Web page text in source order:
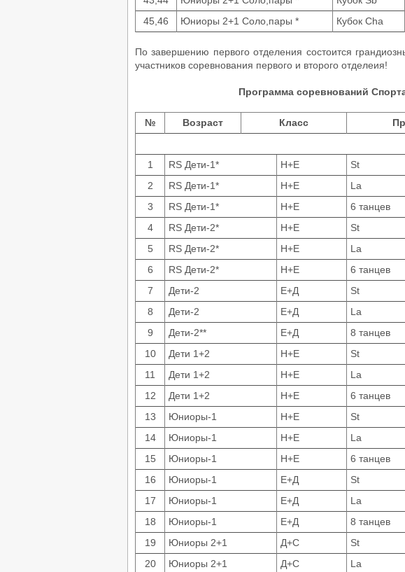
45,46
Юниоры 2+1 Соло,пары * Кубок Cha
По завершению первого отделения состоится
участников соревнования первого и второго отделеия!
Программа соревнований
№ Возраст Класс
1
RS Дети-1* Н+Е St
2
RS Дети-1* Н+Е La
3
RS Дети-1* Н+Е 6 танцев
4
RS Дети-2* Н+Е St
5
RS Дети-2* Н+Е La
6
RS Дети-2* Н+Е 6 танцев
7
Дети-2 Е+Д St
8
Дети-2 Е+Д La
9
Дети-2** Е+Д 8 танцев
10
Дети 1+2 Н+Е St
11
Дети 1+2 Н+Е La
12
Дети 1+2 Н+Е 6 танцев
13
Юниоры-1 Н+Е St
14
Юниоры-1 Н+Е La
15
Юниоры-1 Н+Е 6 танцев
16
Юниоры-1 Е+Д St
17
Юниоры-1 Е+Д La
18
Юниоры-1 Е+Д 8 танцев
19
Юниоры 2+1 Д+С St
20
Юниоры 2+1 Д+С La